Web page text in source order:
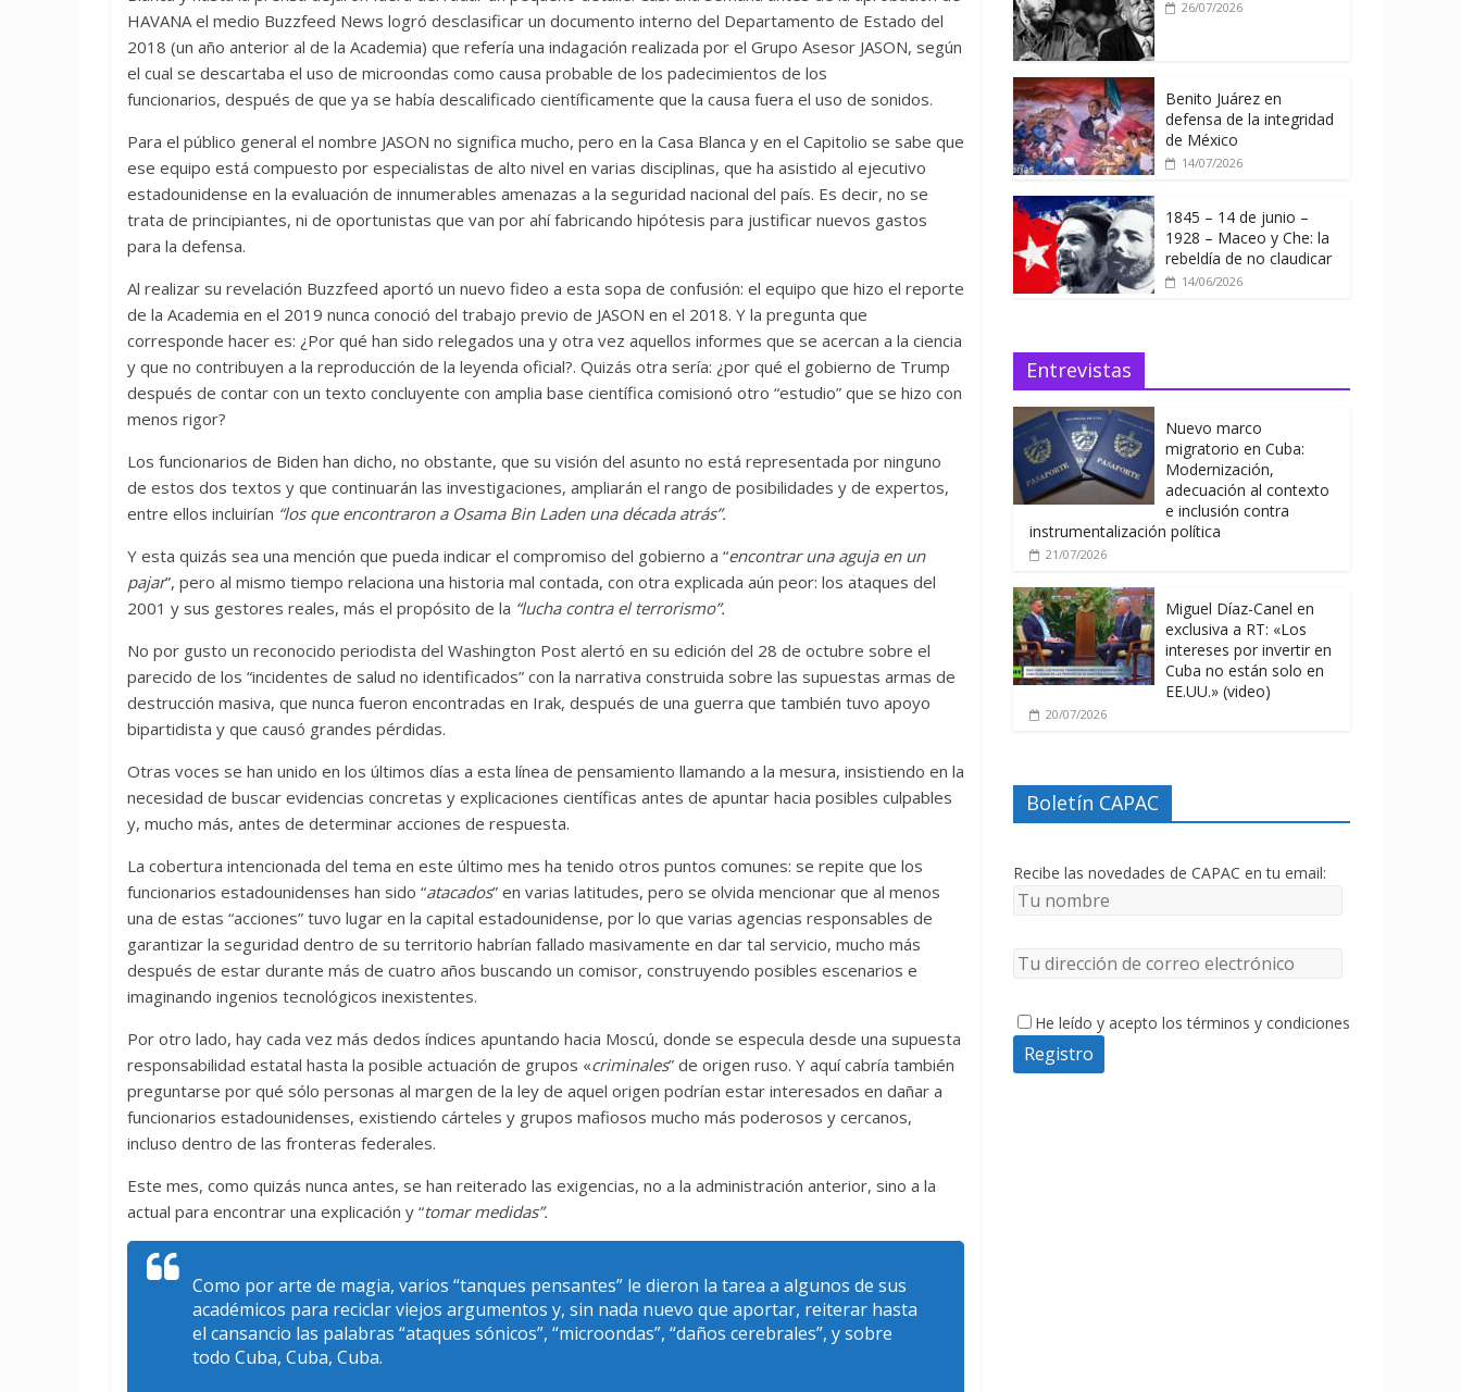
HAVANA el medio Buzzfeed News logró desclasificar un documento interno del Departamento de Estado del
2018 (un año anterior al de la Academia) que refería una indagación realizada por el Grupo Asesor JASON, según
el cual se descartaba el uso de microondas como causa probable de los padecimientos de los
funcionarios, después de que ya se había descalificado científicamente que la causa fuera el uso de sonidos.
Para el público general el nombre JASON no significa mucho, pero en la Casa Blanca y en el Capitolio se sabe que
ese equipo está compuesto por especialistas de alto nivel en varias disciplinas, que ha asistido al ejecutivo
estadounidense en la evaluación de innumerables amenazas a la seguridad nacional del país. Es decir, no se
trata de principiantes, ni de oportunistas que van por ahí fabricando hipótesis para justificar nuevos gastos
para la defensa.
Al realizar su revelación Buzzfeed aportó un nuevo fideo a esta sopa de confusión: el equipo que hizo el reporte
de la Academia en el 2019 nunca conoció del trabajo previo de JASON en el 2018. Y la pregunta que
corresponde hacer es: ¿Por qué han sido relegados una y otra vez aquellos informes que se acercan a la ciencia
y que no contribuyen a la reproducción de la leyenda oficial?. Quizás otra sería: ¿por qué el gobierno de Trump
después de contar con un texto concluyente con amplia base científica comisionó otro “estudio” que se hizo con
menos rigor?
Los funcionarios de Biden han dicho, no obstante, que su visión del asunto no está representada por ninguno
de estos dos textos y que continuarán las investigaciones, ampliarán el rango de posibilidades y de expertos,
entre ellos incluirían “los que encontraron a Osama Bin Laden una década atrás”.
Y esta quizás sea una mención que pueda indicar el compromiso del gobierno a “encontrar una aguja en un
pajar”, pero al mismo tiempo relaciona una historia mal contada, con otra explicada aún peor: los ataques del
2001 y sus gestores reales, más el propósito de la “lucha contra el terrorismo”.
No por gusto un reconocido periodista del Washington Post alertó en su edición del 28 de octubre sobre el
parecido de los “incidentes de salud no identificados” con la narrativa construida sobre las supuestas armas de
destrucción masiva, que nunca fueron encontradas en Irak, después de una guerra que también tuvo apoyo
bipartidista y que causó grandes pérdidas.
Otras voces se han unido en los últimos días a esta línea de pensamiento llamando a la mesura, insistiendo en la
necesidad de buscar evidencias concretas y explicaciones científicas antes de apuntar hacia posibles culpables
y, mucho más, antes de determinar acciones de respuesta.
La cobertura intencionada del tema en este último mes ha tenido otros puntos comunes: se repite que los
funcionarios estadounidenses han sido “atacados” en varias latitudes, pero se olvida mencionar que al menos
una de estas “acciones” tuvo lugar en la capital estadounidense, por lo que varias agencias responsables de
garantizar la seguridad dentro de su territorio habrían fallado masivamente en dar tal servicio, mucho más
después de estar durante más de cuatro años buscando un comisor, construyendo posibles escenarios e
imaginando ingenios tecnológicos inexistentes.
Por otro lado, hay cada vez más dedos índices apuntando hacia Moscú, donde se especula desde una supuesta
responsabilidad estatal hasta la posible actuación de grupos «criminales” de origen ruso. Y aquí cabría también
preguntarse por qué sólo personas al margen de la ley de aquel origen podrían estar interesados en dañar a
funcionarios estadounidenses, existiendo cárteles y grupos mafiosos mucho más poderosos y cercanos,
incluso dentro de las fronteras federales.
Este mes, como quizás nunca antes, se han reiterado las exigencias, no a la administración anterior, sino a la
actual para encontrar una explicación y “tomar medidas”.
Como por arte de magia, varios “tanques pensantes” le dieron la tarea a algunos de sus
académicos para reciclar viejos argumentos y, sin nada nuevo que aportar, reiterar hasta
el cansancio las palabras “ataques sónicos”, “microondas”, “daños cerebrales”, y sobre
todo Cuba, Cuba, Cuba.
26/07/2026
Benito Juárez en
defensa de la integridad
de México
14/07/2026
1845 – 14 de junio –
1928 – Maceo y Che: la
rebeldía de no claudicar
14/06/2026
Entrevistas
Nuevo marco
migratorio en Cuba:
Modernización,
adecuación al contexto
e inclusión contra
instrumentalización política
21/07/2026
Miguel Díaz-Canel en
exclusiva a RT: «Los
intereses por invertir en
Cuba no están solo en
EE.UU.» (video)
20/07/2026
Boletín CAPAC
Recibe las novedades de CAPAC en tu email:
He leído y acepto los términos y condiciones